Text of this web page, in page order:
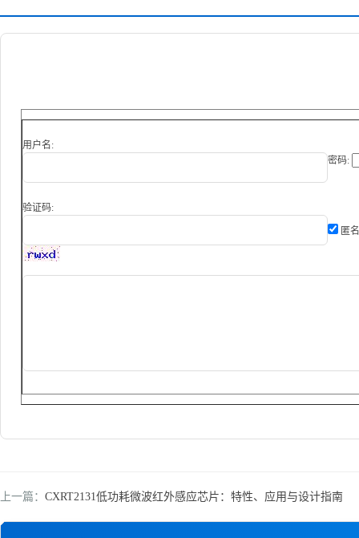
用户名:
密码:
验证码:
匿
上一篇： CXRT2131低功耗微波红外感应芯片：特性、应用与设计指南